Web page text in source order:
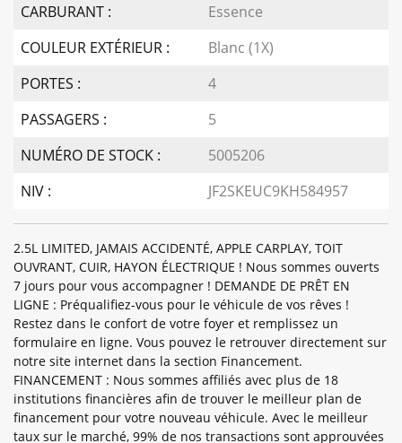
CARBURANT :
Essence
COULEUR EXTÉRIEUR :
Blanc (1X)
PORTES :
4
PASSAGERS :
5
NUMÉRO DE STOCK :
5005206
NIV :
JF2SKEUC9KH584957
2.5L LIMITED, JAMAIS ACCIDENTÉ, APPLE CARPLAY, TOIT
OUVRANT, CUIR, HAYON ÉLECTRIQUE ! Nous sommes ouverts
7 jours pour vous accompagner ! DEMANDE DE PRÊT EN
LIGNE : Préqualifiez-vous pour le véhicule de vos rêves !
Restez dans le confort de votre foyer et remplissez un
formulaire en ligne. Vous pouvez le retrouver directement sur
notre site internet dans la section Financement.
FINANCEMENT : Nous sommes affiliés avec plus de 18
institutions financières afin de trouver le meilleur plan de
financement pour votre nouveau véhicule. Avec le meilleur
taux sur le marché, 99% de nos transactions sont approuvées